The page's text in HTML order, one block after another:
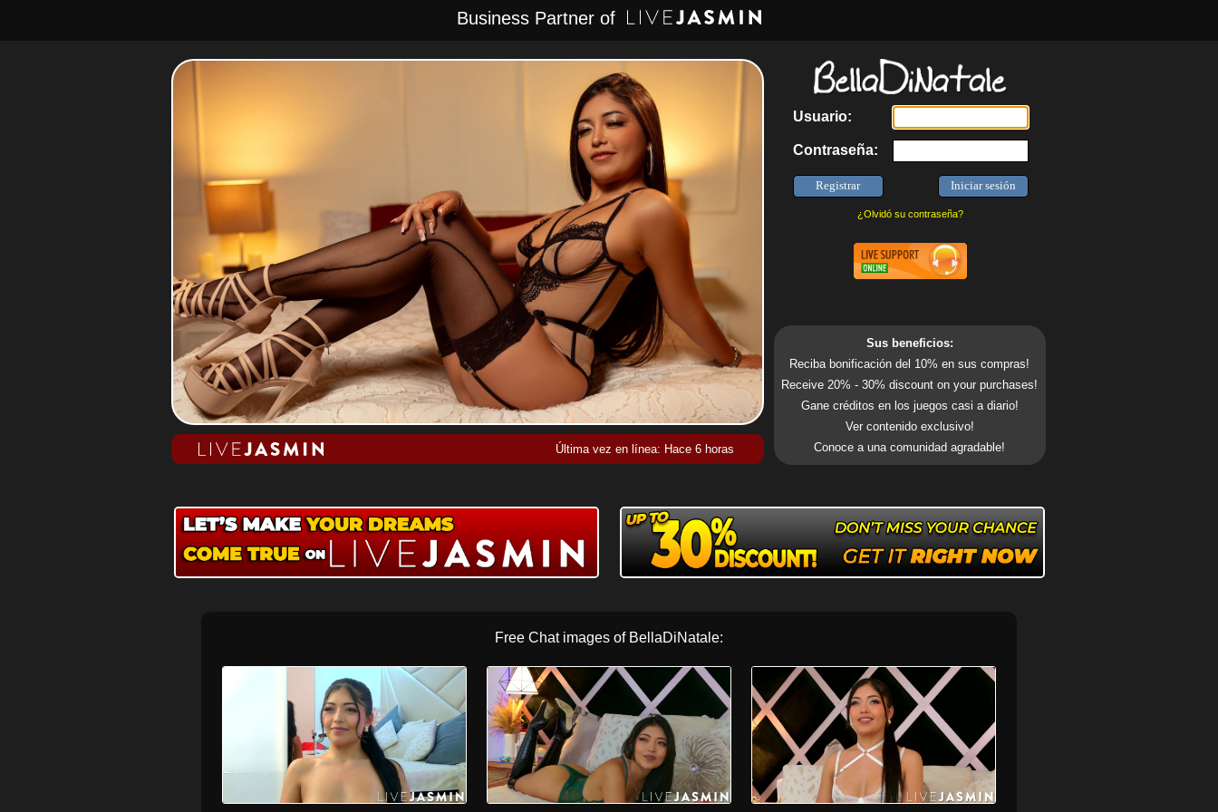
Business Partner of
Última vez en línea: Hace 6 horas
Usuario:
Contraseña:
¿Olvidó su contraseña?
Sus beneficios:
Reciba bonificación del 10% en sus compras!
Receive 20% - 30% discount on your purchases!
Gane créditos en los juegos casi a diario!
Ver contenido exclusivo!
Conoce a una comunidad agradable!
Free Chat images of BellaDiNatale: